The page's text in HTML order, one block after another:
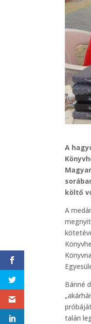
A
költő
A
Bánné
talán